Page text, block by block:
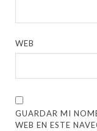
WEB
GUARDAR MI
WEB EN ESTE